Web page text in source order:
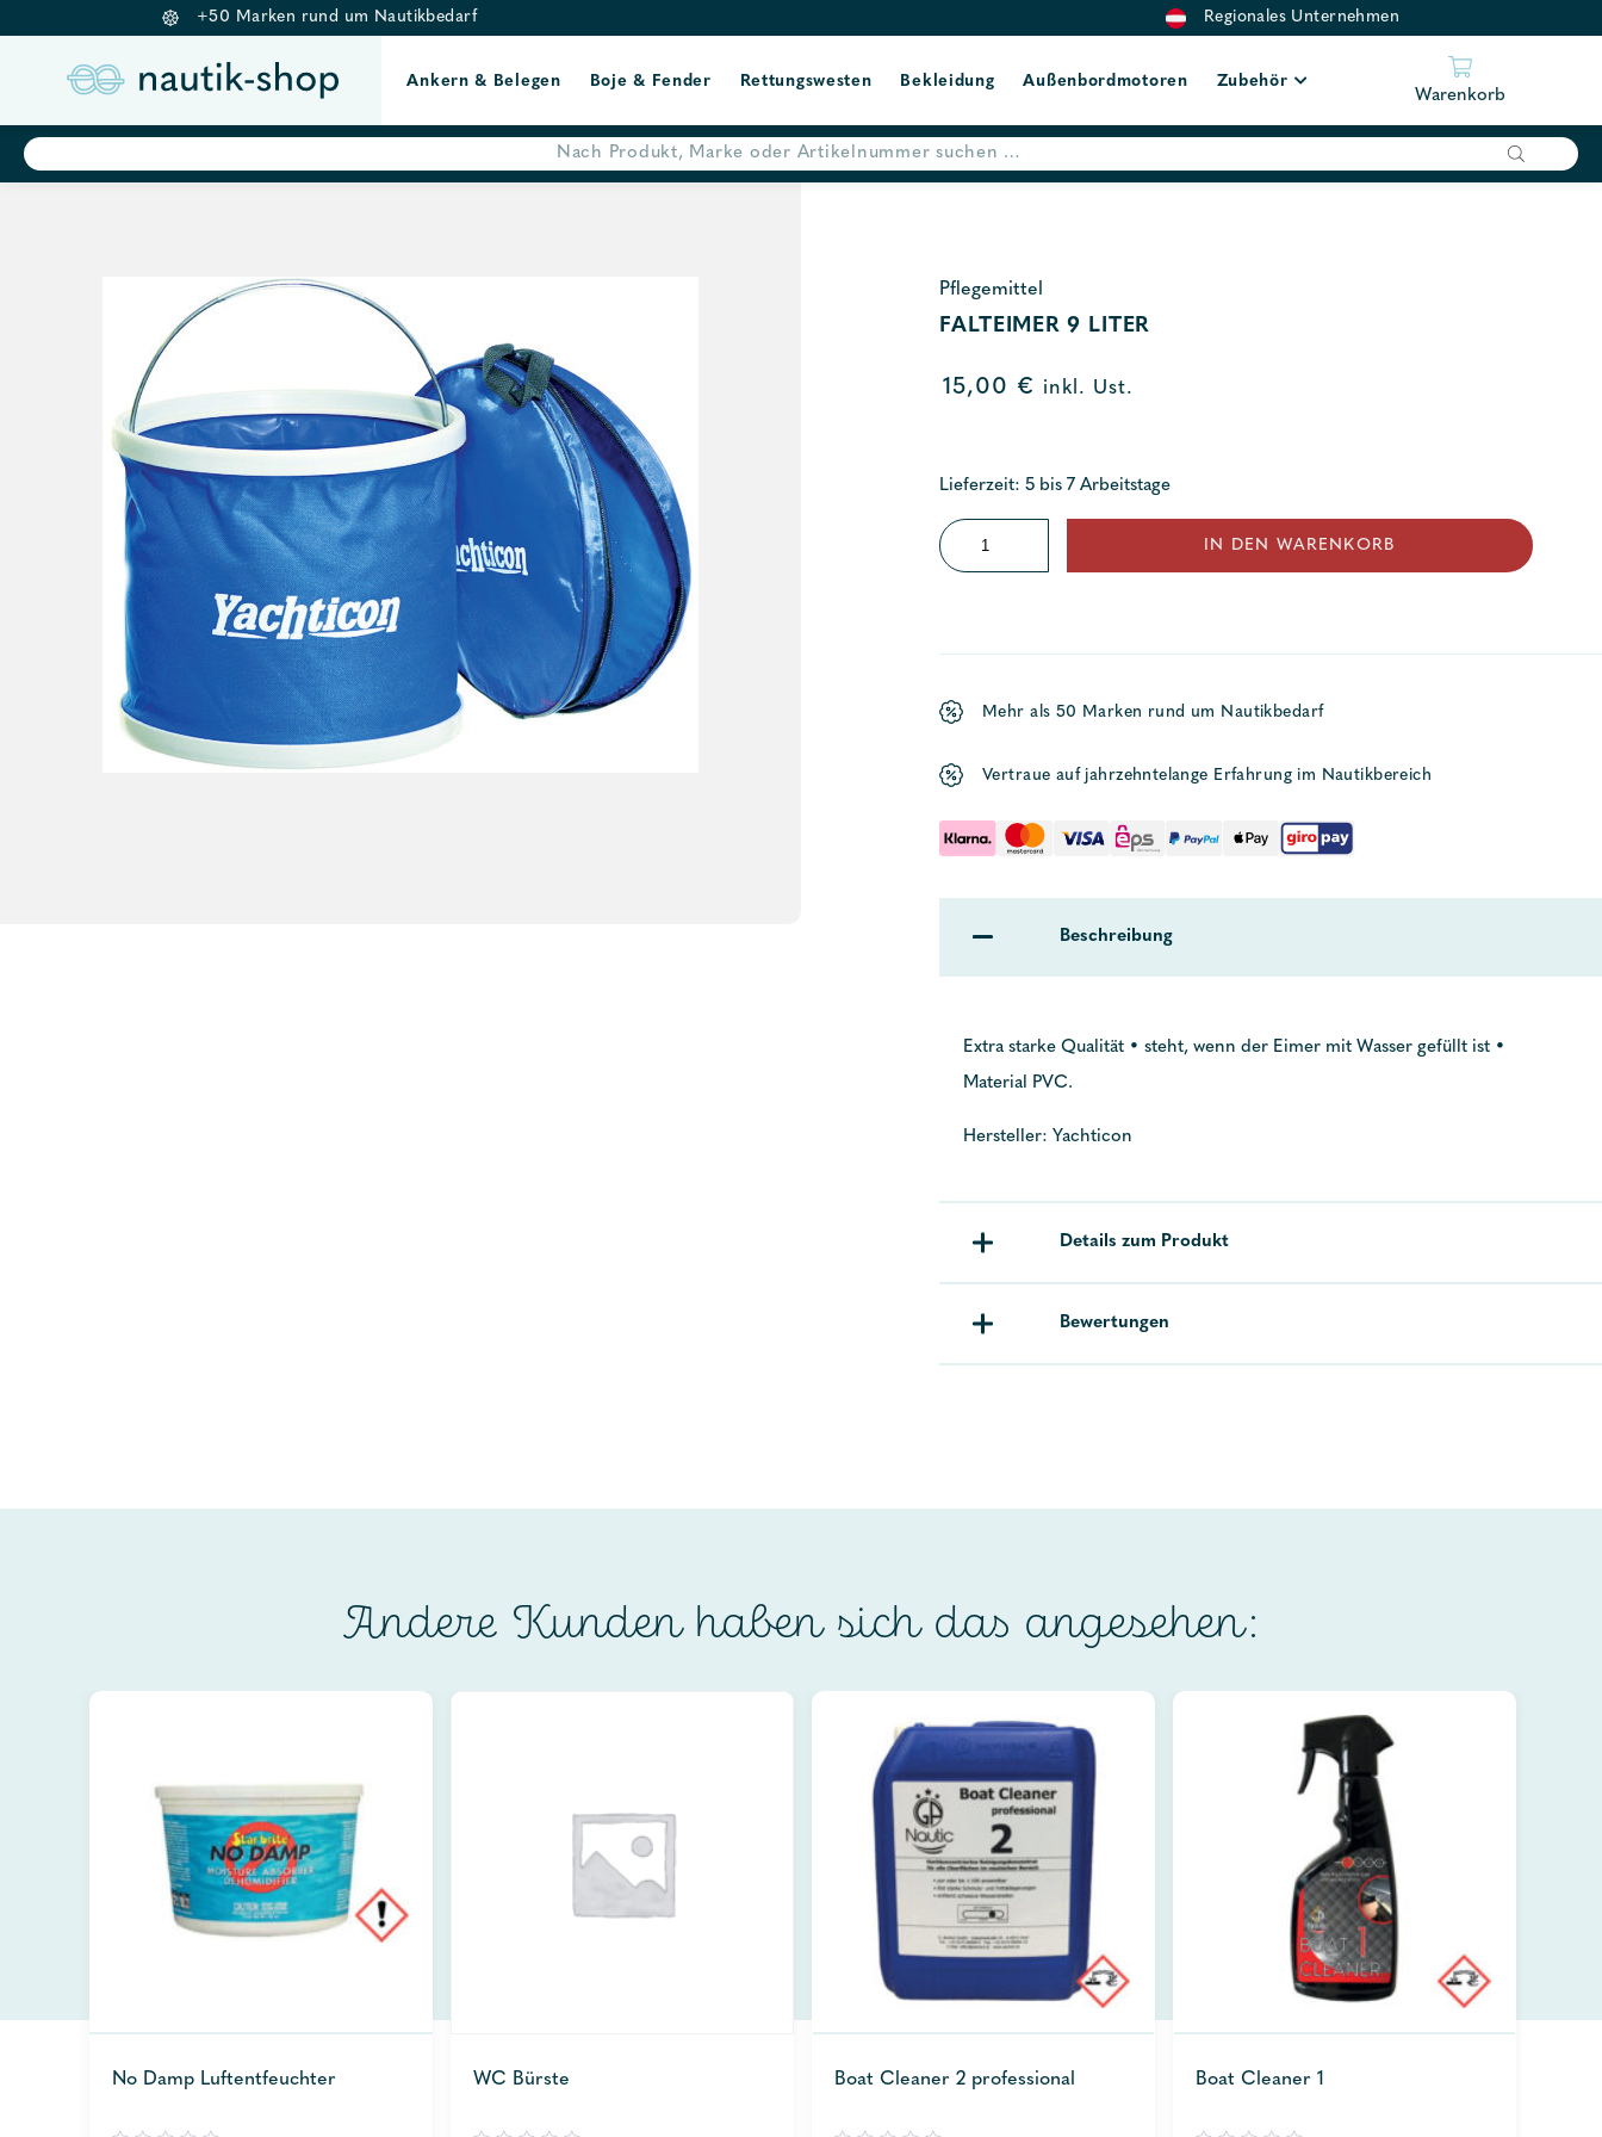
Springe
+50 Marken rund um Nautikbedarf Regionales Unternehmen
Ankern & Belegen Boje & Fender Rettungswesten Bekleidung Außenbordmotoren
Zubehör
Warenkorb
Products
search
Pflegemittel
FALTEIMER 9 LITER
15,00 € inkl. Ust.
Lieferzeit: 5 bis 7 Arbeitstage
Falteimer
9
IN DEN WARENKORB
Mehr als 50 Marken rund um Nautikbedarf
Vertraue auf jahrzehntelange Erfahrung im Nautikbereich
Beschreibung
Extra starke Qualität • steht, wenn der Eimer mit Wasser gefüllt ist •
Material PVC.
Hersteller: Yachticon
Details zum Produkt
Bewertungen
Andere Kunden haben sich das angesehen:
No Damp Luftentfeuchter WC Bürste Boat Cleaner 2 professional Boat Cleaner 1